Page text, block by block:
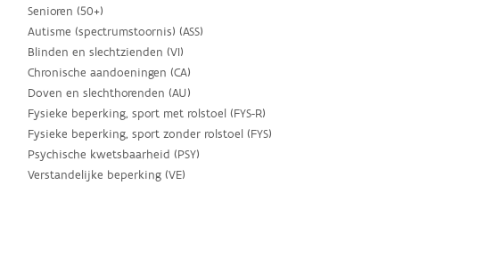
Senioren (50+)
Autisme (spectrumstoornis) (ASS)
Blinden en slechtzienden (VI)
Chronische aandoeningen (CA)
Doven en slechthorenden (AU)
Fysieke beperking, sport met rolstoel (FYS-R)
Fysieke beperking, sport zonder rolstoel (FYS)
Psychische kwetsbaarheid (PSY)
Verstandelijke beperking (VE)